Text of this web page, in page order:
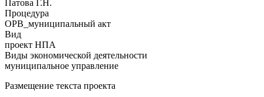
Патова Г.Н.
Процедура
ОРВ_муниципальный акт
Вид
проект НПА
Виды экономической деятельности
муниципальное управление
Размещение текста проекта